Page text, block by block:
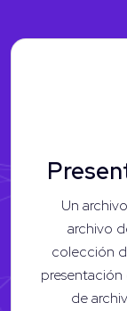
Un
archivo
colección
presentación
de